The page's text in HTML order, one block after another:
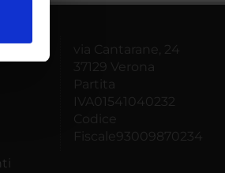
o
via Cantarane, 24
37129 Verona
Partita
IVA01541040232
Codice
Fiscale93009870234